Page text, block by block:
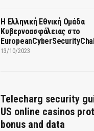
Η Ελληνική Εθνική Ομάδα
Κυβερνοασφάλειας στο
13/10/2023
Telecharg security
US online casinos
bonus and data